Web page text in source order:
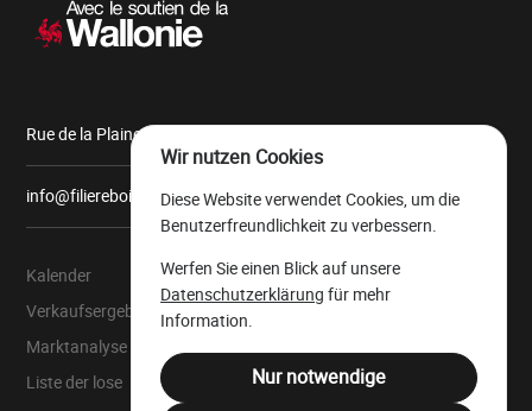
Rue de la Plaine, 9 6900 Marche-en-Famenne
info@filiereboiswallonie.be
Kalender
Verkaufsergebnisse
Marktanalyse
Liste der lose
Über uns
Der wallonische
Rechtliche Ressourcen
Wir nutzen Cookies
Diese Website verwendet Cookies, um die
Benutzerfreundlichkeit zu verbessern.
Werfen Sie einen Blick auf unsere
Datenschutzerklärung für mehr
Information.
Nur notwendige